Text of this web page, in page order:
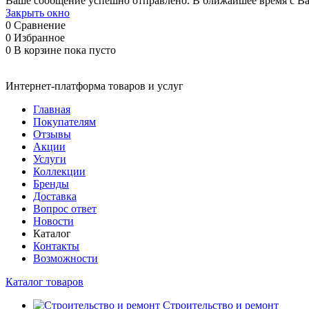
Закрыть окно
0 Сравнение
0 Избранное
0 В корзине пока пусто
Интернет-платформа товаров и услуг
Главная
Покупателям
Отзывы
Акции
Услуги
Коллекции
Бренды
Доставка
Вопрос ответ
Новости
Каталог
Контакты
Возможности
Каталог товаров
Строительство и ремонт